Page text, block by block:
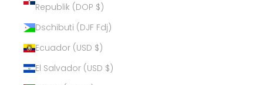
Republik (DOP $)
Dschibuti (DJF Fdj)
Ecuador (USD $)
El Salvador (USD $)